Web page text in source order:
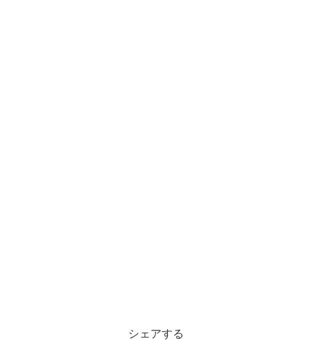
シェアする